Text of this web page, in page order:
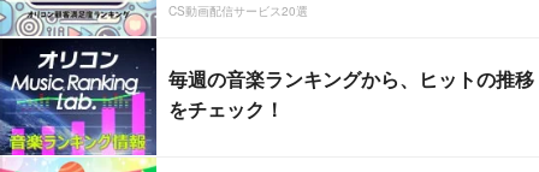
CS動画配信サービス20選
毎週の音楽ランキングから、ヒットの推移
をチェック！